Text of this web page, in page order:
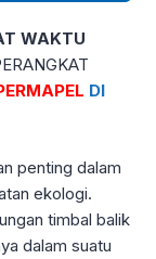
WAKTU
DI
penting dalam
ekologi.
timbal balik
dalam suatu